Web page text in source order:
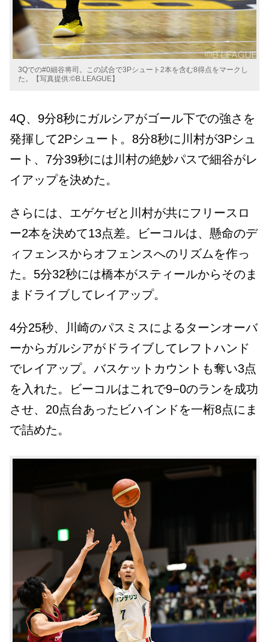
3Qでの#0細谷将司。この試合で3Pシュート2本を含む8得点をマークし
た。【写真提供:©B.LEAGUE】
4Q、9分8秒にガルシアがゴール下での強さを
発揮して2Pシュート。8分8秒に川村が3Pシュ
ート、7分39秒には川村の絶妙パスで細谷がレ
イアップを決めた。
さらには、エゲケゼと川村が共にフリースロ
ー2本を決めて13点差。ビーコルは、懸命のデ
ィフェンスからオフェンスへのリズムを作っ
た。5分32秒には橋本がスティールからそのま
まドライブしてレイアップ。
4分25秒、川崎のパスミスによるターンオーバ
ーからガルシアがドライブしてレフトハンド
でレイアップ。バスケットカウントも奪い3点
を入れた。ビーコルはこれで9−0のランを成功
させ、20点台あったビハインドを一桁8点にま
で詰めた。